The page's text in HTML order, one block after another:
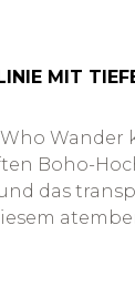
MIT
Boho-
das